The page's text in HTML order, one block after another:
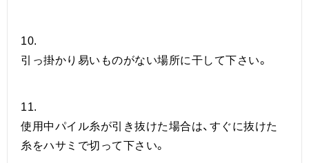
10.
引っ掛かり易いものがない場所に干して下さい。
11.
使用中パイル糸が引き抜けた場合は、すぐに抜けた
糸をハサミで切って下さい。